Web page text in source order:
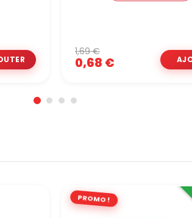
0,68 €
1,69 €
PROMO !